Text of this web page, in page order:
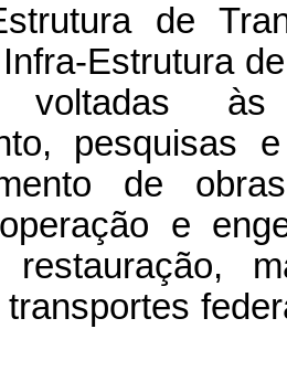
de
Estrutura
voltadas
pesquisas
de
e
restauração,